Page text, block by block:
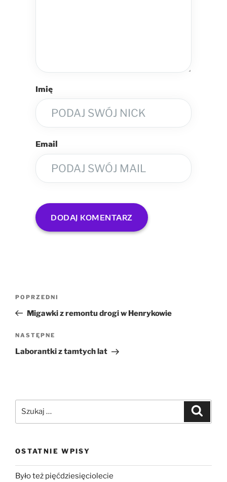
Imię
Email
POPRZEDNI
Migawki z remontu drogi w Henrykowie
NASTĘPNE
Laborantki z tamtych lat
OSTATNIE WPISY
Było też pięćdziesięciolecie